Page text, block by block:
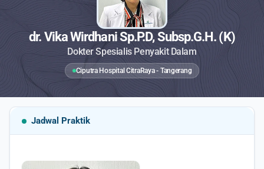
dr. Vika Wirdhani Sp.P.D, Subsp.G.H. (K)
Dokter Spesialis Penyakit Dalam
Ciputra Hospital CitraRaya - Tangerang
Jadwal Praktik